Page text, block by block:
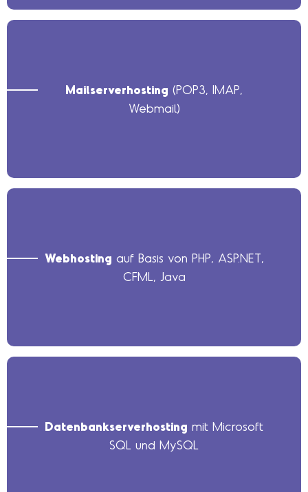
Mailserverhosting (POP3, IMAP,
Webmail)
Webhosting auf Basis von PHP, ASP.NET,
CFML, Java
Datenbankserverhosting mit Microsoft
SQL und MySQL